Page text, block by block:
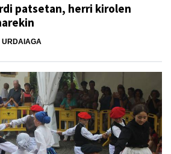
patsetan, herri kirolen
URDAIAGA